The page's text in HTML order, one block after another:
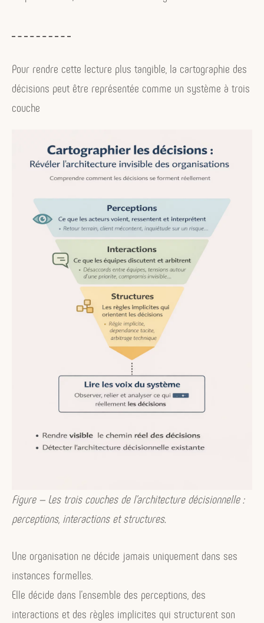
Pour rendre cette lecture plus tangible, la cartographie des
décisions peut être représentée comme un système à trois
couche
Figure — Les trois couches de l’architecture décisionnelle :
perceptions, interactions et structures.
Une organisation ne décide jamais uniquement dans ses
instances formelles.
Elle décide dans l’ensemble des perceptions, des
interactions et des règles implicites qui structurent son